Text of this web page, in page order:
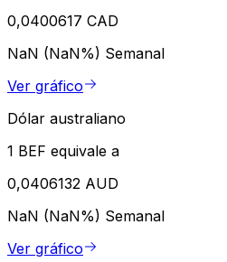
0,0400617 CAD
NaN (NaN%) Semanal
Ver gráfico
Dólar australiano
1 BEF equivale a
0,0406132 AUD
NaN (NaN%) Semanal
Ver gráfico